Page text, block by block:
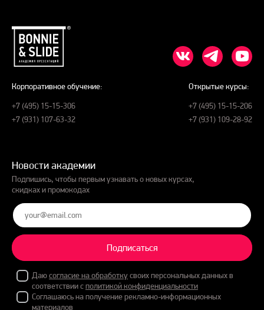
Корпоративное обучение:
+7 (495) 15-15-306
+7 (931) 107-63-32
Открытые курсы:
+7 (495) 15-15-206
+7 (931) 109-28-92
Новости академии
Подпишись, чтобы первым узнавать о новых курсах,
скидках и промокодах
Подписаться
Даюсогласие на обработкусвоих персональных данных в
соответствии сполитикой конфиденциальности
Соглашаюсь на получение рекламно-информационных
материалов